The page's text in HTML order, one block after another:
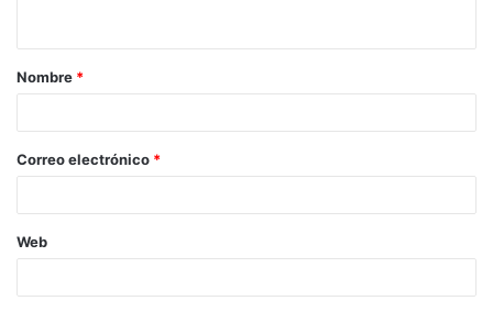
a
r
*
Nombre *
Correo electrónico *
Web